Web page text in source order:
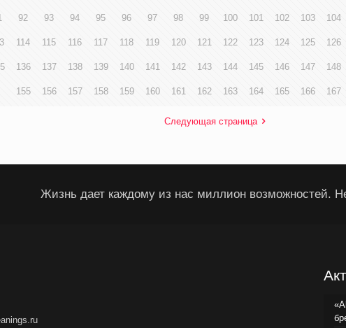
92 93 94 95 96 97 98 99 100 101 102 103 104
114 115 116 117 118 119 120 121 122 123 124 125 126
136 137 138 139 140 141 142 143 144 145 146 147 148
155 156 157 158 159 160 161 162 163 164 165 166 167
Следующая страница
Жизнь дает каждому из нас миллион возможностей.